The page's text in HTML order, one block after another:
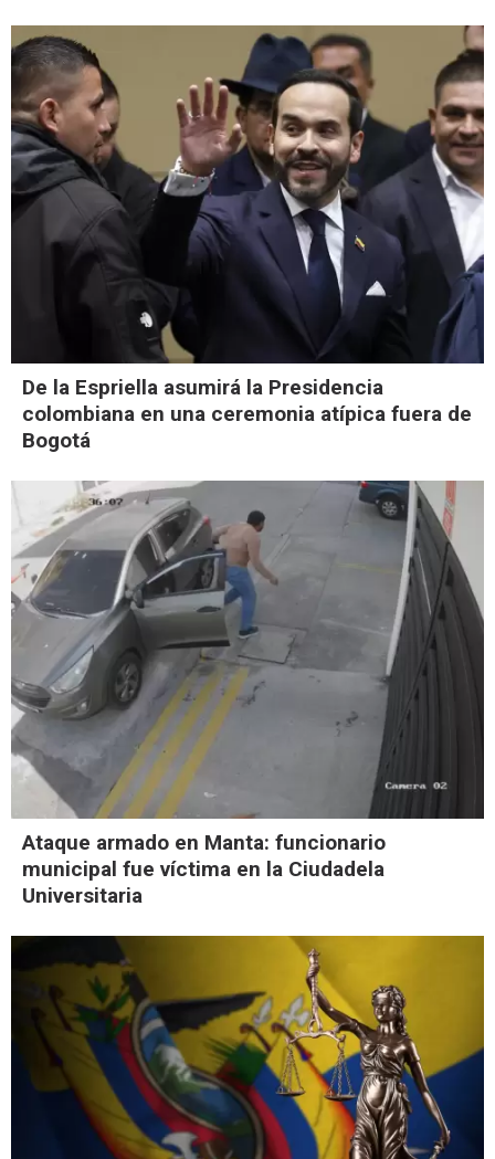
De la Espriella asumirá la Presidencia
colombiana en una ceremonia atípica fuera de
Bogotá
Ataque armado en Manta: funcionario
municipal fue víctima en la Ciudadela
Universitaria